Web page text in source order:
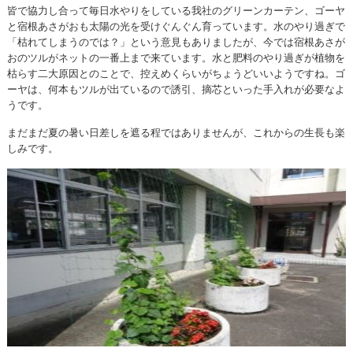
皆で協力し合って毎日水やりをしている我社のグリーンカーテン、ゴーヤ
と宿根あさがおも太陽の光を受けぐんぐん育っています。水のやり過ぎで
「枯れてしまうのでは？」という意見もありましたが、今では宿根あさが
おのツルがネットの一番上まで来ています。水と肥料のやり過ぎが植物を
枯らす二大原因とのことで、控えめくらいがちょうどいいようですね。ゴ
ーヤは、何本もツルが出ているので誘引、摘芯といった手入れが必要なよ
うです。
まだまだ夏の暑い日差しを遮る程ではありませんが、これからの生長も楽
しみです。